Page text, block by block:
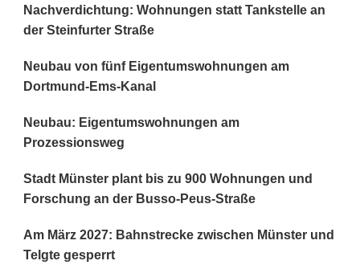
Nachverdichtung: Wohnungen statt Tankstelle an
der Steinfurter Straße
Neubau von fünf Eigentumswohnungen am
Dortmund-Ems-Kanal
Neubau: Eigentumswohnungen am
Prozessionsweg
Stadt Münster plant bis zu 900 Wohnungen und
Forschung an der Busso-Peus-Straße
Am März 2027: Bahnstrecke zwischen Münster und
Telgte gesperrt